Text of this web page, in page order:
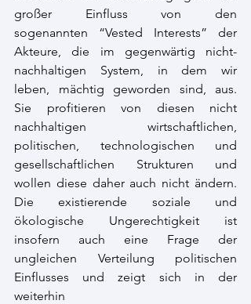
großer Einfluss von den
sogenannten “Vested Interests” der
Akteure, die im gegenwärtig nicht-
nachhaltigen System, in dem wir
leben, mächtig geworden sind, aus.
Sie profitieren von diesen nicht
nachhaltigen wirtschaftlichen,
politischen, technologischen und
gesellschaftlichen Strukturen und
wollen diese daher auch nicht ändern.
Die existierende soziale und
ökologische Ungerechtigkeit ist
insofern auch eine Frage der
ungleichen Verteilung politischen
Einflusses und zeigt sich in der
weiterhin